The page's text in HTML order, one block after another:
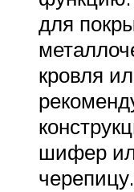
для
кровля
шифер
черепицу.